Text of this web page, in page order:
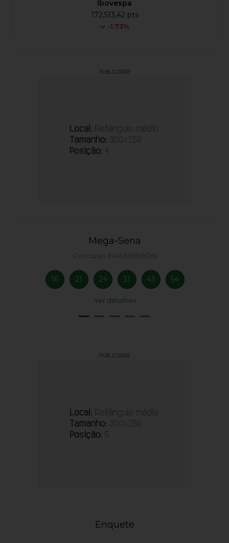
Ibovespa
172,513,42 pts
-1.73%
PUBLICIDADE
Mega-Sena
Concurso 3041 (06/08/26)
16 21 24 31 43 54
Ver detalhes
PUBLICIDADE
Enquete